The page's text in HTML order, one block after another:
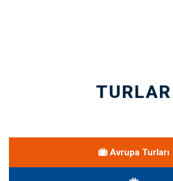
TURLAR
Avrupa Turları